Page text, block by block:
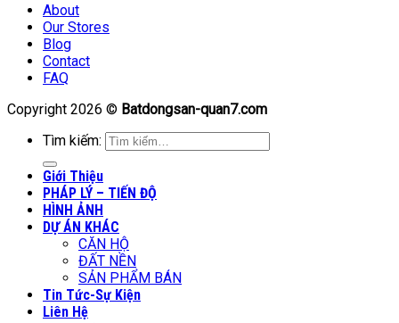
About
Our Stores
Blog
Contact
FAQ
Copyright 2026 © Batdongsan-quan7.com
Tìm kiếm:
Giới Thiệu
PHÁP LÝ – TIẾN ĐỘ
HÌNH ẢNH
DỰ ÁN KHÁC
CĂN HỘ
ĐẤT NỀN
SẢN PHẨM BÁN
Tin Tức-Sự Kiện
Liên Hệ